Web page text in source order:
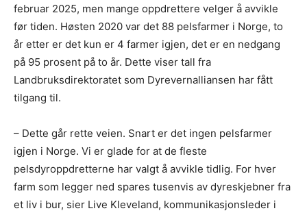
februar 2025, men mange oppdrettere velger å avvikle
før tiden. Høsten 2020 var det 88 pelsfarmer i Norge, to
år etter er det kun er 4 farmer igjen, det er en nedgang
på 95 prosent på to år. Dette viser tall fra
Landbruksdirektoratet som Dyrevernalliansen har fått
tilgang til.
– Dette går rette veien. Snart er det ingen pelsfarmer
igjen i Norge. Vi er glade for at de fleste
pelsdyroppdretterne har valgt å avvikle tidlig. For hver
farm som legger ned spares tusenvis av dyreskjebner fra
et liv i bur, sier Live Kleveland, kommunikasjonsleder i